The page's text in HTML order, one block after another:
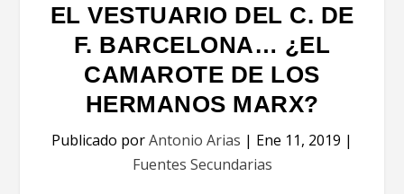
EL VESTUARIO DEL C. DE
F. BARCELONA… ¿EL
CAMAROTE DE LOS
HERMANOS MARX?
Publicado porAntonio Arias | Ene 11, 2019 |
Fuentes Secundarias